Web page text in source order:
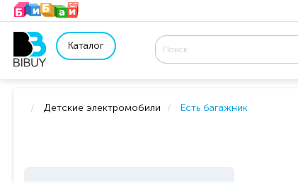
Каталог
Детские электромобили Есть багажник